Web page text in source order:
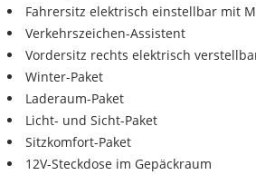
Fahrersitz elektrisch einstellbar mit
Verkehrszeichen-Assistent
Vordersitz rechts elektrisch
Winter-Paket
Laderaum-Paket
Licht- und Sicht-Paket
Sitzkomfort-Paket
12V-Steckdose im Gepäckraum